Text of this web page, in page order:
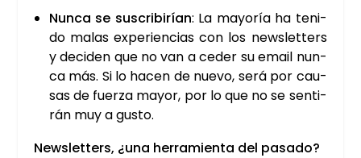
Nun­ca se sus­cri­bi­rían: La mayo­ría ha teni­
do malas expe­rien­cias con los news­let­ters
y deci­den que no van a ceder su email nun­
ca más. Si lo hacen de nue­vo, será por cau­
sas de fuer­za mayor, por lo que no se sen­ti­
rán muy a gus­to.
News­let­ters, ¿una herra­mien­ta del pasa­do?